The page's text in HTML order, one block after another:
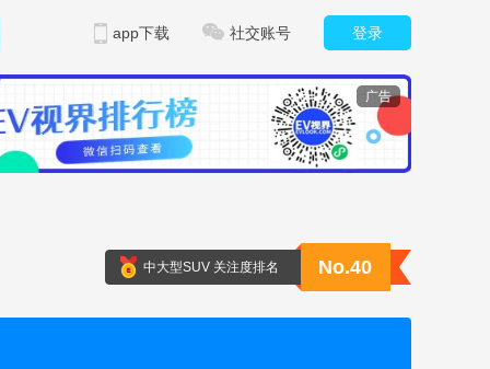
登录
社交账号
app下载
广告
中大型SUV 关注度排名 No.40